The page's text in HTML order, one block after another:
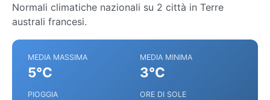
Normali climatiche nazionali su 2 città in Terre
australi francesi.
MEDIA MASSIMA
5°C
MEDIA MINIMA
3°C
PIOGGIA ORE DI SOLE